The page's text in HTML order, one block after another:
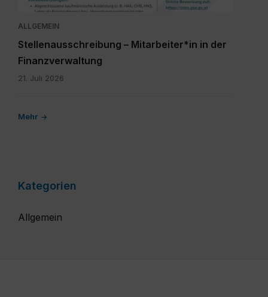
(1).pdf
ALLGEMEIN
Stellenausschreibung – Mitarbeiter*in in der
Finanzverwaltung
21. Juli 2026
Mehr
Kategorien
Allgemein